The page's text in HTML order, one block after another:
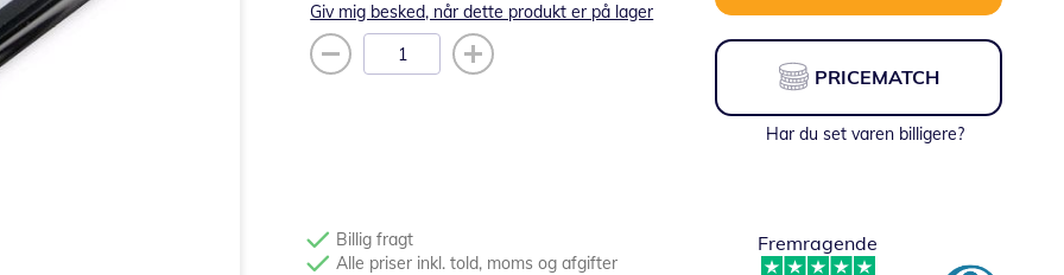
Giv mig besked, når dette produkt er på lager
PRICEMATCH
Har du set varen billigere?
Billig fragt
Alle priser inkl. told, moms og afgifter
Fremragende